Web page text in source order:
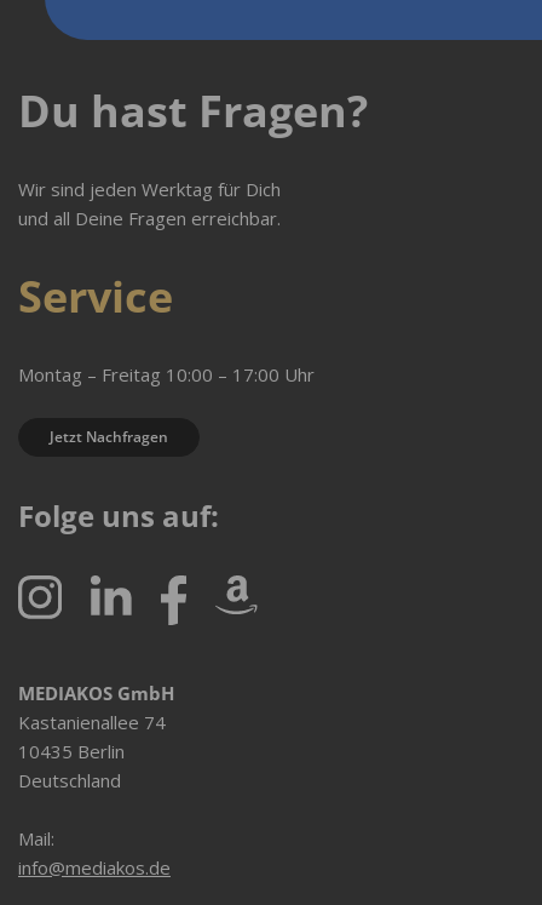
Du hast Fragen?
Wir sind jeden Werktag für Dich
und all Deine Fragen erreichbar.
Service
Montag – Freitag 10:00 – 17:00 Uhr
Jetzt Nachfragen
Folge uns auf:
MEDIAKOS GmbH
Kastanienallee 74
10435 Berlin
Deutschland
Mail:
info@mediakos.de